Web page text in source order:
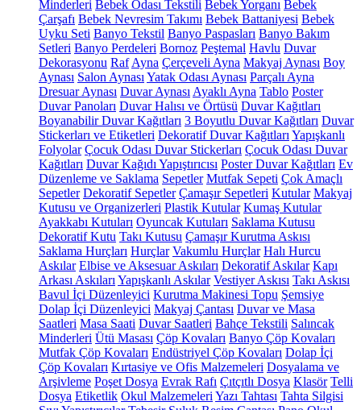
Minderleri Bebek Odası Tekstili Bebek Yorganı Bebek
Çarşafı Bebek Nevresim Takımı Bebek Battaniyesi Bebek
Uyku Seti Banyo Tekstil Banyo Paspasları Banyo Bakım
Setleri Banyo Perdeleri Bornoz Peştemal Havlu Duvar
Dekorasyonu Raf Ayna Çerçeveli Ayna Makyaj Aynası Boy
Aynası Salon Aynası Yatak Odası Aynası Parçalı Ayna
Dresuar Aynası Duvar Aynası Ayaklı Ayna Tablo Poster
Duvar Panoları Duvar Halısı ve Örtüsü Duvar Kağıtları
Boyanabilir Duvar Kağıtları 3 Boyutlu Duvar Kağıtları Duvar
Stickerları ve Etiketleri Dekoratif Duvar Kağıtları Yapışkanlı
Folyolar Çocuk Odası Duvar Stickerları Çocuk Odası Duvar
Kağıtları Duvar Kağıdı Yapıştırıcısı Poster Duvar Kağıtları Ev
Düzenleme ve Saklama Sepetler Mutfak Sepeti Çok Amaçlı
Sepetler Dekoratif Sepetler Çamaşır Sepetleri Kutular Makyaj
Kutusu ve Organizerleri Plastik Kutular Kumaş Kutular
Ayakkabı Kutuları Oyuncak Kutuları Saklama Kutusu
Dekoratif Kutu Takı Kutusu Çamaşır Kurutma Askısı
Saklama Hurçları Hurçlar Vakumlu Hurçlar Halı Hurcu
Askılar Elbise ve Aksesuar Askıları Dekoratif Askılar Kapı
Arkası Askıları Yapışkanlı Askılar Vestiyer Askısı Takı Askısı
Bavul İçi Düzenleyici Kurutma Makinesi Topu Şemsiye
Dolap İçi Düzenleyici Makyaj Çantası Duvar ve Masa
Saatleri Masa Saati Duvar Saatleri Bahçe Tekstili Salıncak
Minderleri Ütü Masası Çöp Kovaları Banyo Çöp Kovaları
Mutfak Çöp Kovaları Endüstriyel Çöp Kovaları Dolap İçi
Çöp Kovaları Kırtasiye ve Ofis Malzemeleri Dosyalama ve
Arşivleme Poşet Dosya Evrak Rafı Çıtçıtlı Dosya Klasör Telli
Dosya Etiketlik Okul Malzemeleri Yazı Tahtası Tahta Silgisi